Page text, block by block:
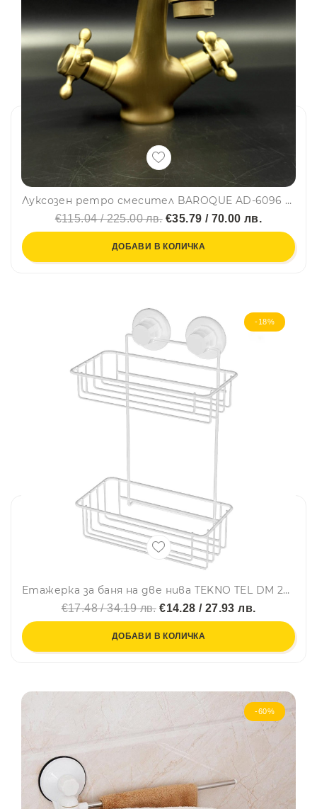
Луксозен ретро смесител BAROQUE AD-6096 за кухня и баня, месинг, самостоящ, смесителна батерия
€115.04 / 225.00 лв.€35.79 / 70.00 лв.
ДОБАВИ В КОЛИЧКА
-18%
Етажерка за баня на две нива TEKNO TEL DM 256W, 25х15х38 см, Вакуум, Бял
€17.48 / 34.19 лв.€14.28 / 27.93 лв.
ДОБАВИ В КОЛИЧКА
-60%